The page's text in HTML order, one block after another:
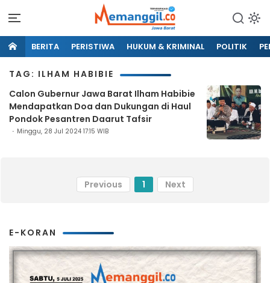
BERITA PERISTIWA HUKUM & KRIMINAL POLITIK
TAG: ILHAM HABIBIE
Calon Gubernur Jawa Barat Ilham Habibie
Mendapatkan Doa dan Dukungan di Haul
Pondok Pesantren Daarut Tafsir
Minggu, 28 Jul 2024 17:15 WIB
Previous 1 Next
E-KORAN